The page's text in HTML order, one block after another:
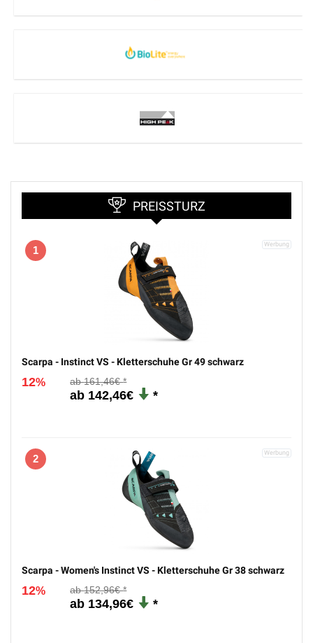
PREISSTURZ
1
Scarpa - Instinct VS - Kletterschuhe Gr 49 schwarz
12% 161,46€
142,46€
2
Scarpa - Women's Instinct VS - Kletterschuhe Gr 38 schwarz
12% 152,96€
134,96€